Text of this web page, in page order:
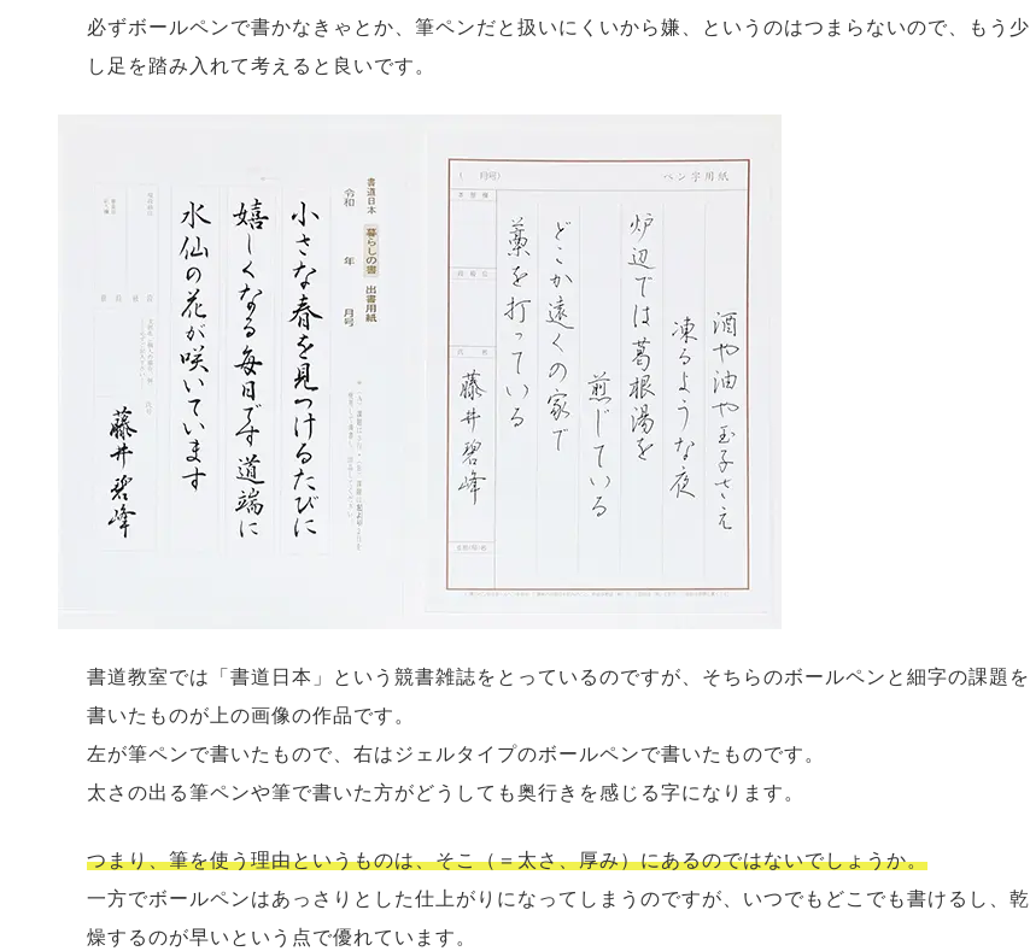
必ずボールペンで書かなきゃとか、筆ペンだと扱いにくいから嫌、というのはつまらないので、もう少
し足を踏み入れて考えると良いです。
書道教室では「書道日本」という競書雑誌をとっているのですが、そちらのボールペンと細字の課題を
書いたものが上の画像の作品です。
左が筆ペンで書いたもので、右はジェルタイプのボールペンで書いたものです。
太さの出る筆ペンや筆で書いた方がどうしても奥行きを感じる字になります。
つまり、筆を使う理由というものは、そこ（＝太さ、厚み）にあるのではないでしょうか。
一方でボールペンはあっさりとした仕上がりになってしまうのですが、いつでもどこでも書けるし、乾
燥するのが早いという点で優れています。